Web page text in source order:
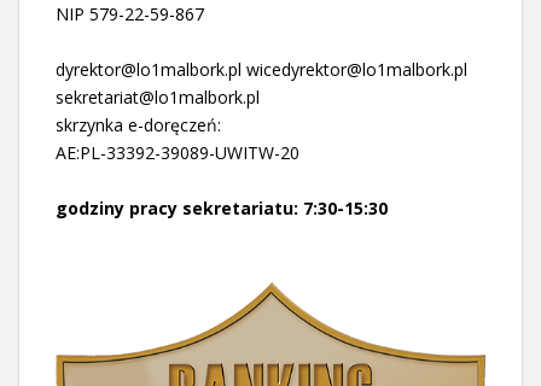
NIP 579-22-59-867
dyrektor@lo1malbork.pl wicedyrektor@lo1malbork.pl
sekretariat@lo1malbork.pl
skrzynka e-doręczeń:
AE:PL-33392-39089-UWITW-20
godziny pracy sekretariatu: 7:30-15:30